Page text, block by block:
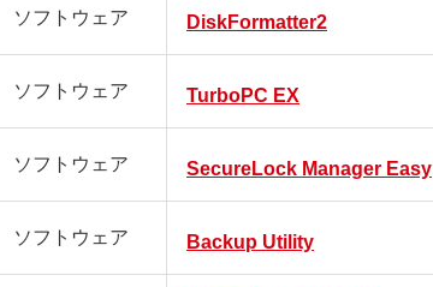
ソフトウェア DiskFormatter2
ソフトウェア TurboPC EX
ソフトウェア SecureLock Manager Easy
ソフトウェア Backup Utility